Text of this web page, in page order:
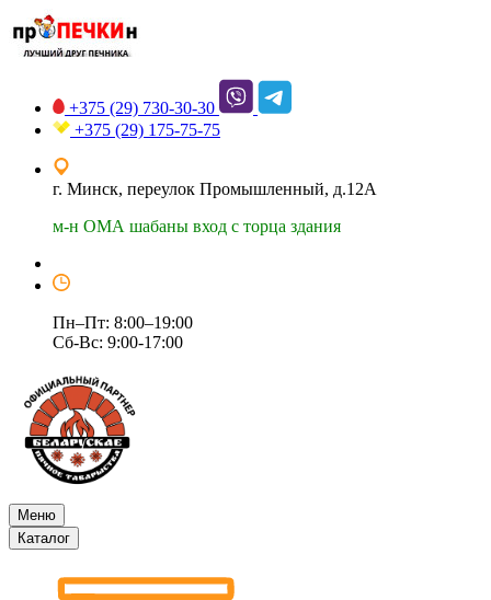
+375 (29) 730-30-30
+375 (29) 175-75-75
г. Минск, переулок Промышленный, д.12А
м-н ОМА шабаны вход с торца здания
Пн–Пт: 8:00–19:00
Сб-Вс: 9:00-17:00
Меню
Каталог